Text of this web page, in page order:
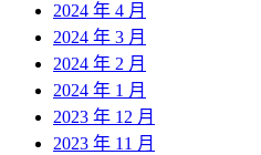
2024 年 4 月
2024 年 3 月
2024 年 2 月
2024 年 1 月
2023 年 12 月
2023 年 11 月